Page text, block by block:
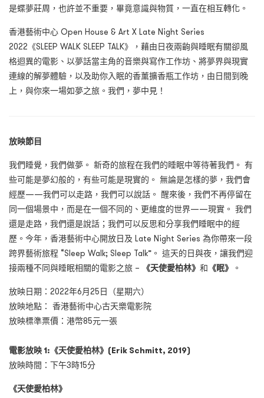
是蝶夢莊周，也許並不重要，畢竟意識與物質，一直在相互轉化。
香港藝術中心 Open House & Art X Late Night Series
2022《SLEEP WALK SLEEP TALK》，藉由日夜兩齣與睡眠有關卻風
格迴異的電影、以夢話當主角的音樂與寫作工作坊、將夢界與現實
連線的解夢體驗，以及助你入眠的香薰擴香瓶工作坊，由日間到晚
上，與你來一場如夢之旅。我們，夢中見！
放映節目
我們睡覺，我們做夢。 新奇的旅程在我們的睡眠中等待著我們。 有
些可能是夢幻般的，有些可能是現實的。 無論是怎樣的夢，我們會
經歷——我們可以走路，我們可以說話。 醒來後，我們不再停留在
同一個場景中，而是在一個不同的、更維度的世界——現實。 我們
還是走路，我們還是說話；我們可以反思和分享我們睡眠中的經
歷。今年，香港藝術中心開放日及 Late Night Series 為你帶來一段
跨界藝術旅程 “Sleep Walk; Sleep Talk”。 這天的日與夜，讓我們迎
接兩種不同與睡眠相關的電影之旅 –
《天使愛柏林》 和 《眠》 。
放映日期：2022年6月25日（星期六）
放映地點： 香港藝術中心古天樂電影院
放映標準票價：港幣85元一張
電影放映 1:《天使愛柏林》(Erik Schmitt, 2019)
放映時間：下午3時15分
《天使愛柏林》